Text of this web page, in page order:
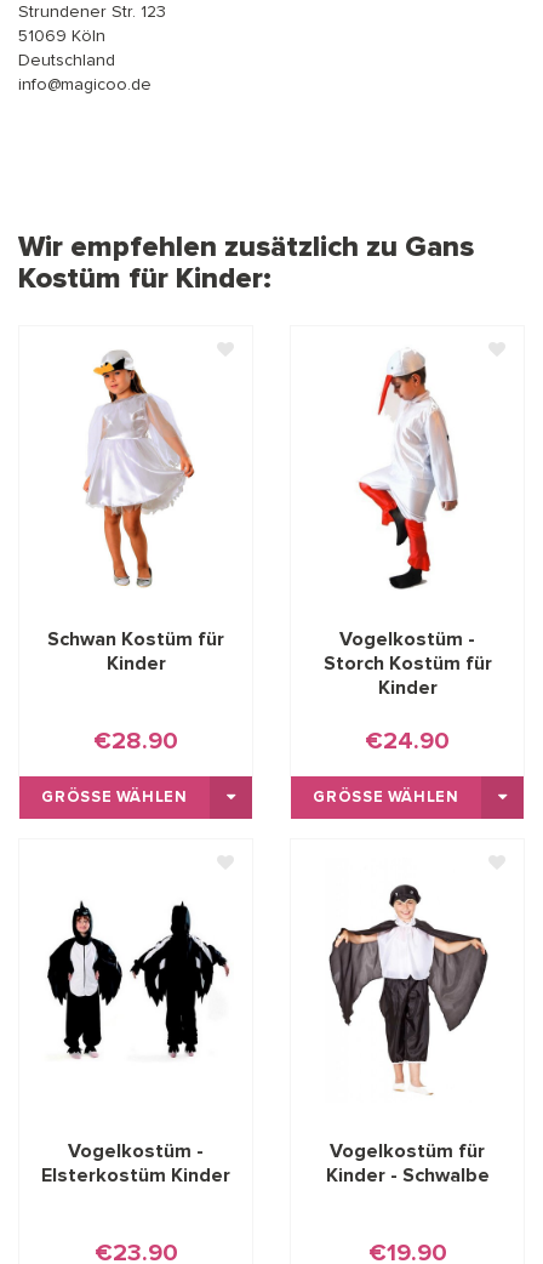
Strundener Str. 123
51069 Köln
Deutschland
info@magicoo.de
Wir empfehlen zusätzlich zu Gans
Kostüm für Kinder:
Schwan Kostüm für
Kinder
€28.90
GRÖSSE WÄHLEN
Vogelkostüm -
Storch Kostüm für
Kinder
€24.90
GRÖSSE WÄHLEN
Vogelkostüm -
Elsterkostüm Kinder
€23.90
Vogelkostüm für
Kinder - Schwalbe
€19.90